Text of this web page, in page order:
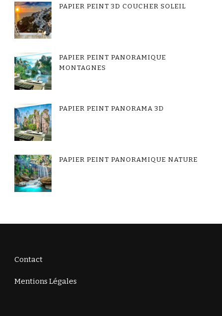
PAPIER PEINT 3D COUCHER SOLEIL
PAPIER PEINT PANORAMIQUE
MONTAGNES
PAPIER PEINT PANORAMA 3D
PAPIER PEINT PANORAMIQUE NATURE
Contact
Mentions Légales